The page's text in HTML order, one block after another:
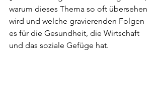
warum dieses Thema so oft übersehen
wird und welche gravierenden Folgen
es für die Gesundheit, die Wirtschaft
und das soziale Gefüge hat.